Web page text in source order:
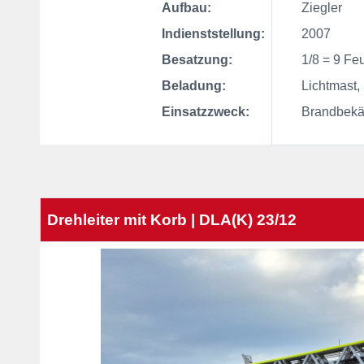
Aufbau:
Indienststellung:
Besatzung:
Beladung:
Einsatzzweck:
Ziegler
2007
1/8 = 9
Lichtmast,
Drehleiter mit Korb | DLA(K) 23/12